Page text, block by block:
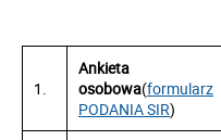
1.
Ankieta
osobowa(formularz
PODANIA SIR)